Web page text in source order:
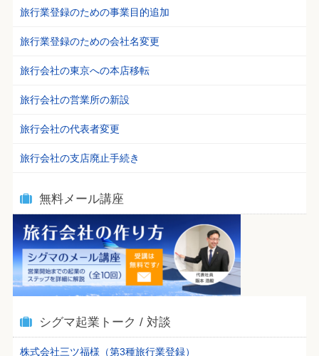
旅行業登録のための事業目的追加
旅行業登録のための会社名変更
旅行会社の東京への本店移転
旅行会社の営業所の新設
旅行会社の代表者変更
旅行会社の支店廃止手続き
無料メール講座
シグマ起業トーク / 対談
株式会社三ツ福様（第3種旅行業登録）